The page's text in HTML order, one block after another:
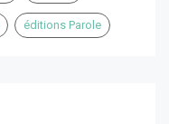
éditions Parole